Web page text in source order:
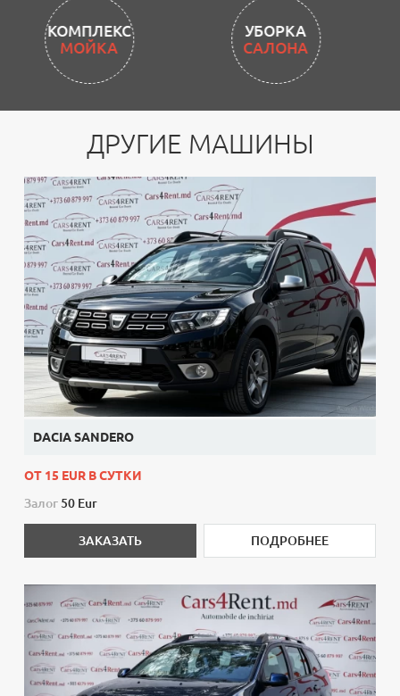
УБОРКА
САЛОНА
ДРУГИЕ МАШИНЫ
DACIA SANDERO
ОТ 15 EUR В СУТКИ
Залог 50 Eur
ЗАКАЗАТЬ ПОДРОБНЕЕ